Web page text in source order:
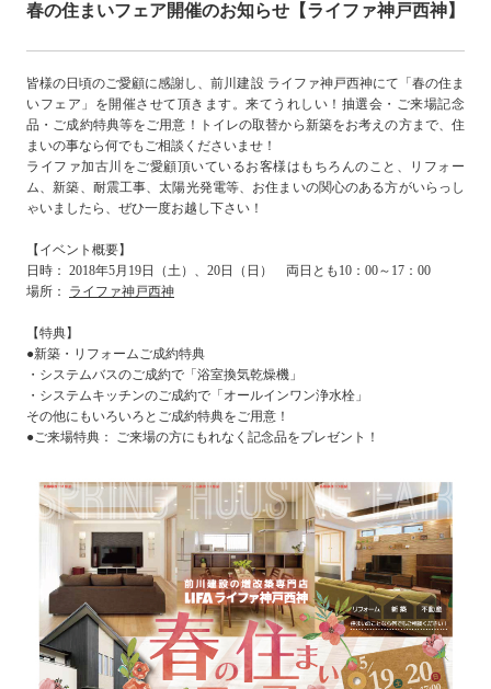
春の住まいフェア開催のお知らせ【ライファ神戸西神】
皆様の日頃のご愛顧に感謝し、前川建設 ライファ神戸西神にて「春の住ま
いフェア」を開催させて頂きます。来てうれしい！抽選会・ご来場記念
品・ご成約特典等をご用意！トイレの取替から新築をお考えの方まで、住
まいの事なら何でもご相談くださいませ！
ライファ加古川をご愛顧頂いているお客様はもちろんのこと、リフォー
ム、新築、耐震工事、太陽光発電等、お住まいの関心のある方がいらっし
ゃいましたら、ぜひ一度お越し下さい！
【イベント概要】
日時： 2018年5月19日（土）、20日（日） 両日とも10：00～17：00
場所： ライファ神戸西神
【特典】
●新築・リフォームご成約特典
・システムバスのご成約で「浴室換気乾燥機」
・システムキッチンのご成約で「オールインワン浄水栓」
その他にもいろいろとご成約特典をご用意！
●ご来場特典： ご来場の方にもれなく記念品をプレゼント！